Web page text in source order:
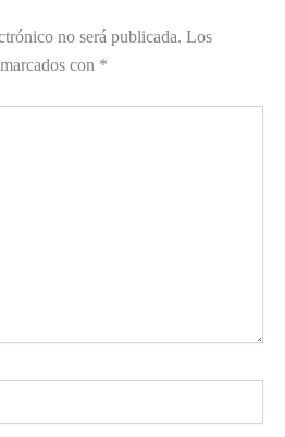
no será publicada. Los
con *